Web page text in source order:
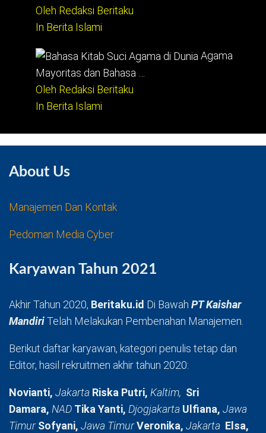
Oleh Redaksi Beritaku
In Berita Islami
Agama
Mayoritas dan Bahasa …
Oleh Redaksi Beritaku
In Berita Islami
About Us
Manajemen Dan Kontak
Pedoman Media Cyber
Karyawan Tahun 2021
Akhir Tahun 2020, Beritaku.id Di Bawah PT Kaishar
MandiriTelah Melakukan Pembenahan Manajemen.
Berikut daftar karyawan, kategori penulis tetap dan
Editor, hasil rekruitmen akhir tahun 2020:
Novianti, Jakarta Riska Putri, Kaltim, Sri
Damara, NAD Tika Yanti, Djogjakarta Ulfiana, Jawa
TimurSofyani, Jawa TimurVeronika, Jakarta Elsa,